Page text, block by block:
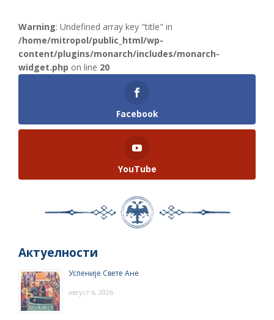
Warning: Undefined array key "title" in
/home/mitropol/public_html/wp-
content/plugins/monarch/includes/monarch-
widget.php on line 20
Facebook
YouTube
Актуелности
Успеније Свете Ане
август 6, 2026